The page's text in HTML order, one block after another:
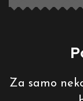
Za samo